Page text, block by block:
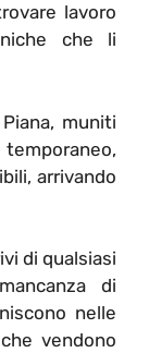
lavoro
che li
muniti
arrivando
di qualsiasi
di
nelle
vendono